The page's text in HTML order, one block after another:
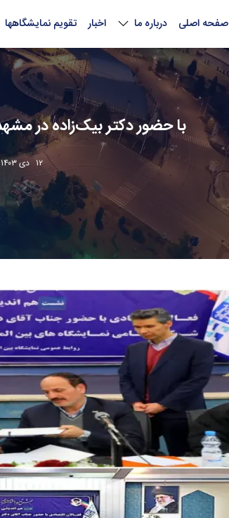
صفحه اصلی درباره ما اخبار تقویم نمایشگاهها
با حضور دکتر بیک‌زاده در
۱۲ دی ۱۴۰۳